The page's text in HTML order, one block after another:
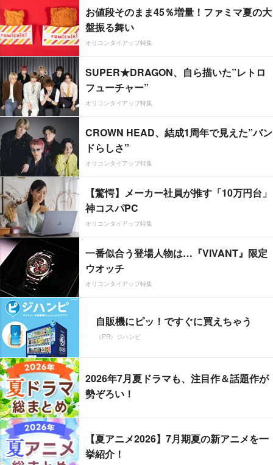
お値段そのまま45％増量！ファミマ夏の大
盤振る舞い
オリコンタイアップ特集
SUPER★DRAGON、自ら描いた”レトロ
フューチャー”
オリコンタイアップ特集
CROWN HEAD、結成1周年で見えた”バン
ドらしさ”
オリコンタイアップ特集
【驚愕】メーカー社員が推す「10万円台」
神コスパPC
オリコンタイアップ特集
一番似合う登場人物は…『VIVANT』限定
ウオッチ
オリコンタイアップ特集
自販機にピッ！ですぐに買えちゃう
（PR）ジハンピ
2026年7月夏ドラマも、注目作＆話題作が
勢ぞろい！
【夏アニメ2026】7月期夏の新アニメを一
挙紹介！